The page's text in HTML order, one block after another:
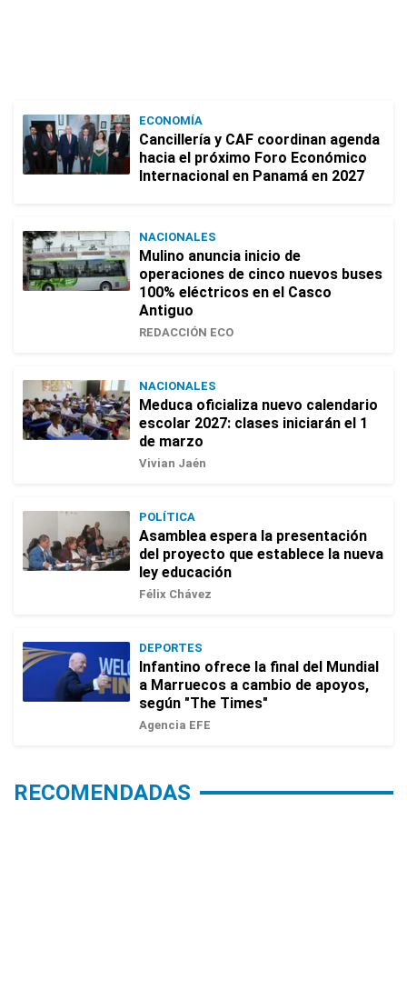
ECONOMÍA
Cancillería y CAF coordinan agenda
hacia el próximo Foro Económico
Internacional en Panamá en 2027
NACIONALES
Mulino anuncia inicio de
operaciones de cinco nuevos buses
100% eléctricos en el Casco
Antiguo
REDACCIÓN ECO
NACIONALES
Meduca oficializa nuevo calendario
escolar 2027: clases iniciarán el 1
de marzo
Vivian Jaén
POLÍTICA
Asamblea espera la presentación
del proyecto que establece la nueva
ley educación
Félix Chávez
DEPORTES
Infantino ofrece la final del Mundial
a Marruecos a cambio de apoyos,
según "The Times"
Agencia EFE
RECOMENDADAS